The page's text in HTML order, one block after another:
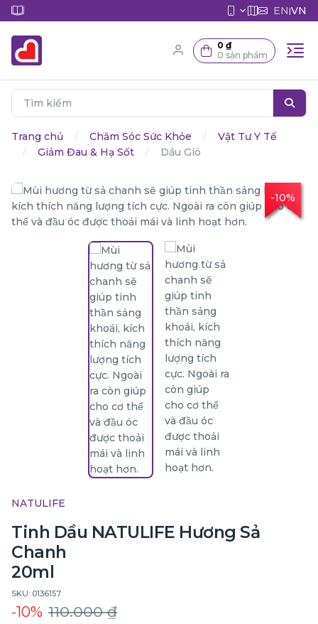
EN|VN
0 ₫
0 sản phẩm
Trang chủ Chăm Sóc Sức Khỏe
Vật Tư Y Tế
Giảm Đau & Hạ Sốt
Dầu Gió
-10%
NATULIFE
Tinh Dầu NATULIFE Hương Sả
Chanh
20ml
SKU: 0136157
-10% 110.000 ₫